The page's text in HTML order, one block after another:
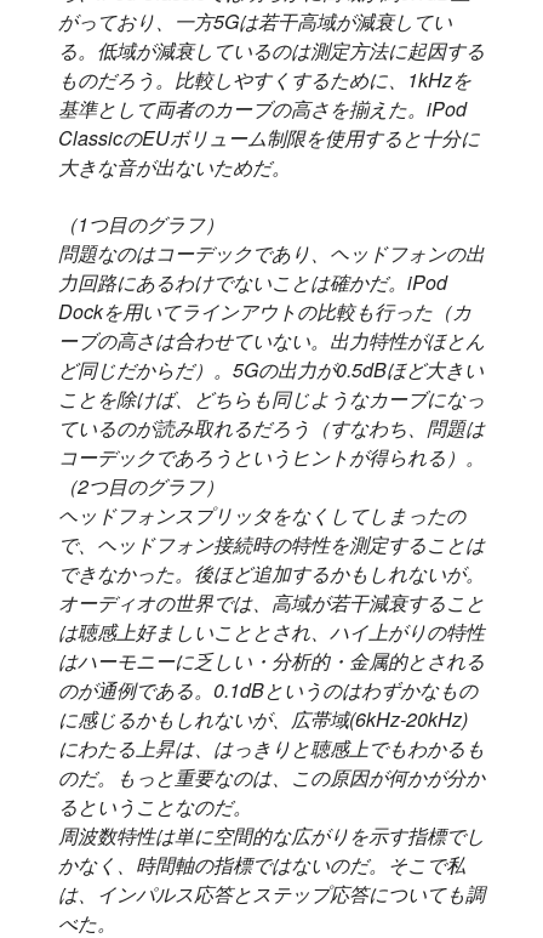
がっており、一方5Gは若干高域が減衰してい
る。低域が減衰しているのは測定方法に起因する
ものだろう。比較しやすくするために、1kHzを
基準として両者のカーブの高さを揃えた。iPod
ClassicのEUボリューム制限を使用すると十分に
大きな音が出ないためだ。
（1つ目のグラフ）
問題なのはコーデックであり、ヘッドフォンの出
力回路にあるわけでないことは確かだ。iPod
Dockを用いてラインアウトの比較も行った（カ
ーブの高さは合わせていない。出力特性がほとん
ど同じだからだ）。5Gの出力が0.5dBほど大きい
ことを除けば、どちらも同じようなカーブになっ
ているのが読み取れるだろう（すなわち、問題は
コーデックであろうというヒントが得られる）。
（2つ目のグラフ）
ヘッドフォンスプリッタをなくしてしまったの
で、ヘッドフォン接続時の特性を測定することは
できなかった。後ほど追加するかもしれないが。
オーディオの世界では、高域が若干減衰すること
は聴感上好ましいこととされ、ハイ上がりの特性
はハーモニーに乏しい・分析的・金属的とされる
のが通例である。0.1dBというのはわずかなもの
に感じるかもしれないが、広帯域(6kHz-20kHz)
にわたる上昇は、はっきりと聴感上でもわかるも
のだ。もっと重要なのは、この原因が何かが分か
るということなのだ。
周波数特性は単に空間的な広がりを示す指標でし
かなく、時間軸の指標ではないのだ。そこで私
は、インパルス応答とステップ応答についても調
べた。